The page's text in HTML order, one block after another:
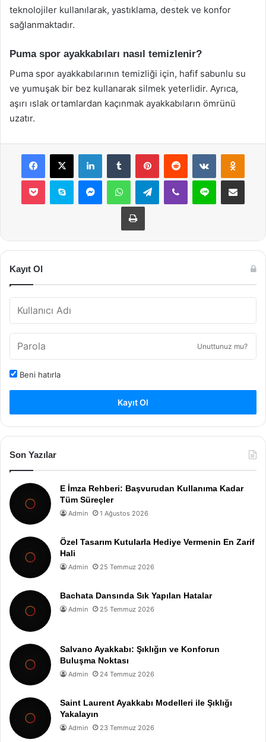
teknolojiler kullanılarak, yastıklama, destek ve konfor
sağlanmaktadır.
Puma spor ayakkabıları nasıl temizlenir?
Puma spor ayakkabılarının temizliği için, hafif sabunlu su
ve yumuşak bir bez kullanarak silmek yeterlidir. Ayrıca,
aşırı ıslak ortamlardan kaçınmak ayakkabıların ömrünü
uzatır.
Facebook
X LinkedInTumblr PinterestReddit VKontakte
Pocket Skype MessengerWhatsAppTelegramViber Line E-Posta ile
Yazdır
Kayıt Ol
Unuttunuz mu?
Beni hatırla
Kayıt Ol
Son Yazılar
E İmza Rehberi: Başvurudan Kullanıma Kadar
Tüm Süreçler
Admin 1 Ağustos 2026
Özel Tasarım Kutularla Hediye Vermenin En Zarif
Hali
Admin 25 Temmuz 2026
Bachata Dansında Sık Yapılan Hatalar
Admin 25 Temmuz 2026
Salvano Ayakkabı: Şıklığın ve Konforun
Buluşma Noktası
Admin 24 Temmuz 2026
Saint Laurent Ayakkabı Modelleri ile Şıklığı
Yakalayın
Admin 23 Temmuz 2026